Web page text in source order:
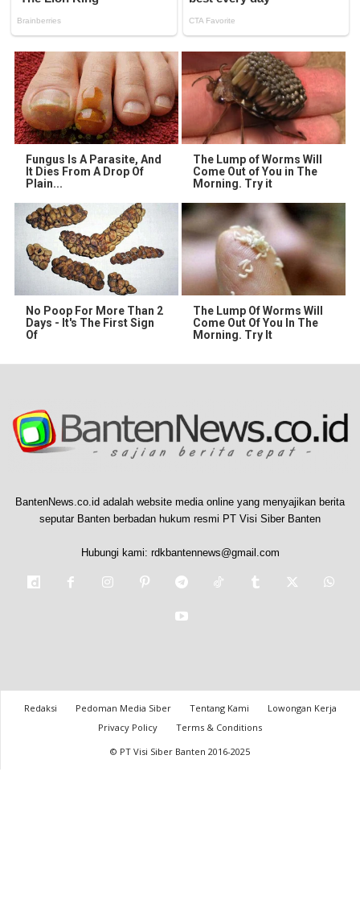
Fungus Is A Parasite, And
It Dies From A Drop Of
Plain...
The Lump of Worms Will
Come Out of You in The
Morning. Try it
No Poop For More Than 2
Days - It's The First Sign
Of
The Lump Of Worms Will
Come Out Of You In The
Morning. Try It
BantenNews.co.id adalah website media online yang menyajikan berita
seputar Banten berbadan hukum resmi PT Visi Siber Banten
Hubungi kami: rdkbantennews@gmail.com
Redaksi Pedoman Media Siber Tentang Kami
Lowongan Kerja
Privacy Policy
Terms & Conditions
© PT Visi Siber Banten 2016-2025